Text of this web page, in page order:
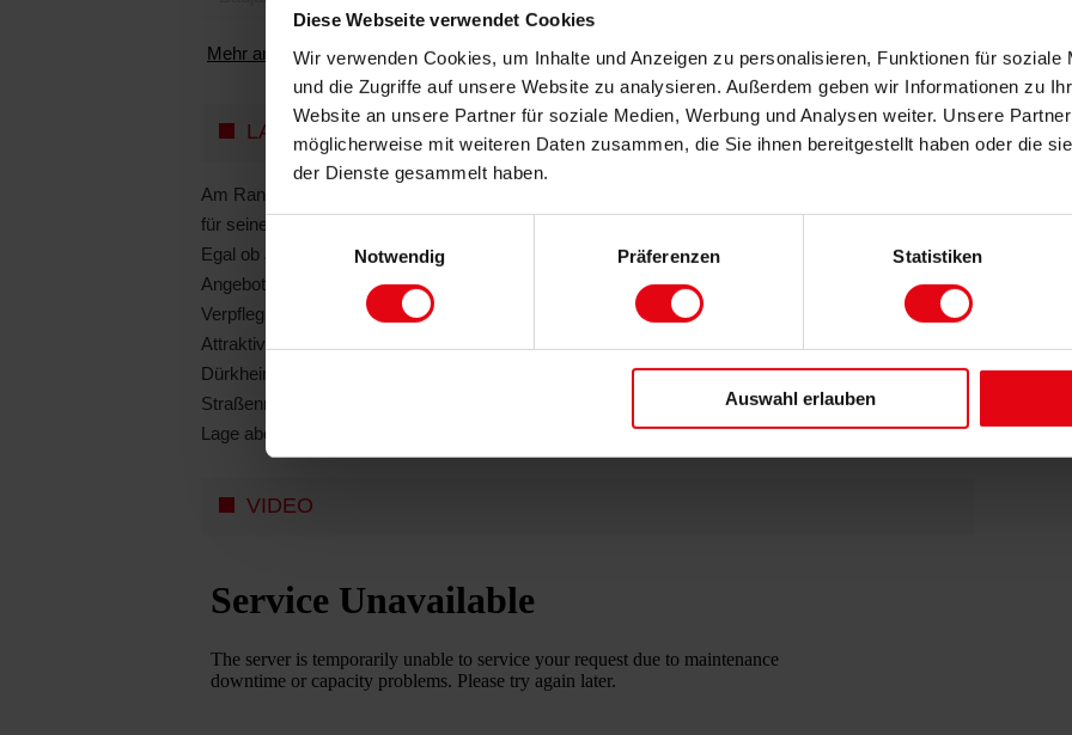
Diese Webseite verwendet Cookies
Wir verwenden Cookies, um Inhalte und Anzeigen zu personalisieren, Funktionen für soziale
und die Zugriffe auf unsere Website zu analysieren. Außerdem geben wir Informationen zu
Website an unsere Partner für soziale Medien, Werbung und Analysen weiter. Unsere
möglicherweise mit weiteren Daten zusammen, die Sie ihnen bereitgestellt haben oder die
der Dienste gesammelt haben.
Einwilligungsauswahl
Notwendig
Präferenzen Statistiken
Auswahl erlauben
Mehr anzeigen
LAGE
Am Rande des Pfälzer Waldes liegt der Kur- und Weinort Bad Dürkheim. Bekannt ist Bad Dürkheim
für seinen Hauptwirtschaftszweig, den Weinbau, was sich in einigen Veranstaltungen widerspiegelt.
Egal ob Jung oder Alt, die Infrastruktur lässt keine Wünsche offen. Ein vielfältiges schulisches
Angebot vor Ort, mit einigen Grundschulen, einem Gymnasium, Real- und Förderschule, die
Verpflegung durch Supermärkte, Bäcker und die ärztliche Versorgung – all das ist hier gegeben.
Attraktiv ist aber auch die Lage mit guten Verkehrsanbindungen in alle Richtungen, denn Bad
Dürkheim ist über die Bundesstraße 37 und 271 sowie die Autobahn 650 an das überregionale
Straßennetz angeschlossen. Besonders beliebt ist das Baugebiet Fronhof, das durch seine ruhige
Lage aber auch die Stadtnähe überzeugt.
VIDEO
✓
✓
✓
✓